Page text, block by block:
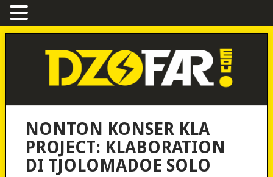
NONTON KONSER KLA
PROJECT: KLABORATION
DI TJOLOMADOE SOLO